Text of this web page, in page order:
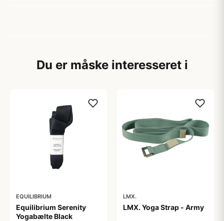
Du er måske interesseret i
EQUILIBRIUM
Equilibrium Serenity
Yogabælte Black
LMX.
LMX. Yoga Strap - Army